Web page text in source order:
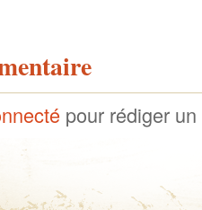
pour rédiger